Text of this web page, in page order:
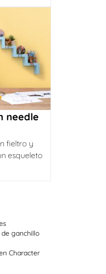
needle
fieltro y
esqueleto
ganchillo
Character